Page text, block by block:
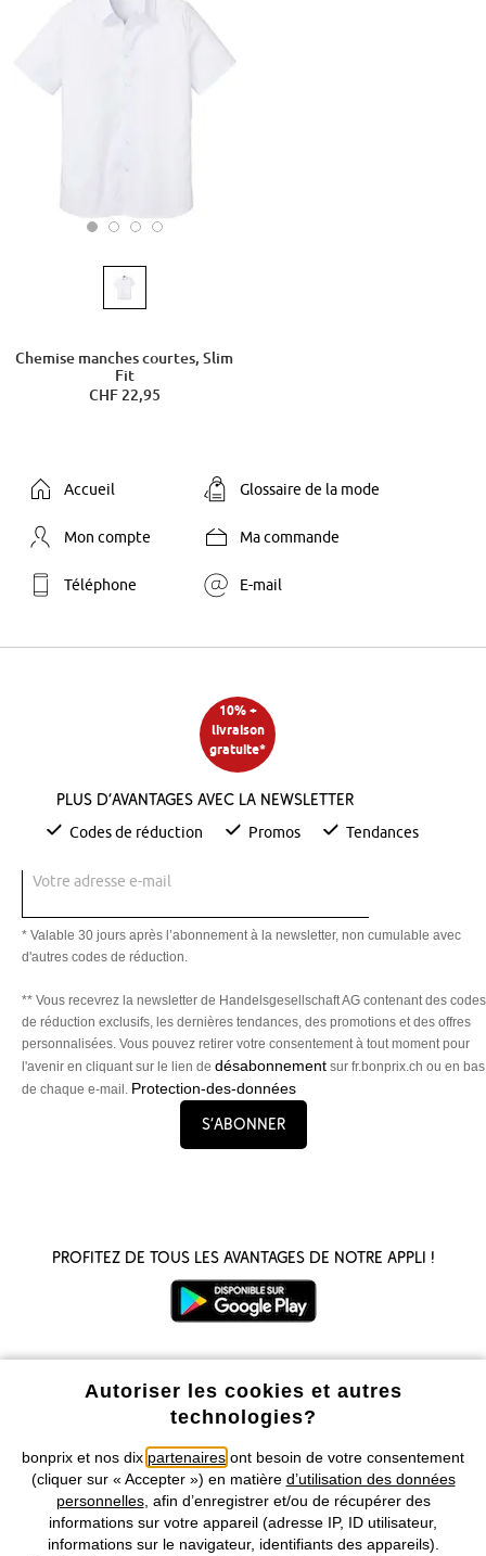
Chemise manches courtes, Slim
Fit
CHF 22,95
Accueil Glossaire de la mode
Mon compte Ma commande
Téléphone E-mail
10% +
livraison
gratuite*
Plus d’avantages avec la newsletter
Codes de réduction Promos Tendances
Votre adresse e-mail
* Valable 30 jours après l’abonnement à la newsletter, non cumulable avec
d'autres codes de réduction.
** Vous recevrez la newsletter de Handelsgesellschaft AG contenant des codes
de réduction exclusifs, les dernières tendances, des promotions et des offres
personnalisées. Vous pouvez retirer votre consentement à tout moment pour
l'avenir en cliquant sur le lien de désabonnement sur fr.bonprix.ch ou en bas
de chaque e-mail. Protection-des-données
S’abonner
Profitez de tous les avantages de notre appli !
Nos Services
Nos Collections
Autoriser les cookies et autres
technologies?
bonprix et nos dix partenaires ont besoin de votre consentement
(cliquer sur « Accepter ») en matière d’utilisation des données
personnelles, afin d’enregistrer et/ou de récupérer des
informations sur votre appareil (adresse IP, ID utilisateur,
informations sur le navigateur, identifiants des appareils).